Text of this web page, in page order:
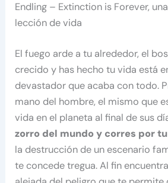
Endling – Extinction is Forever,
lección de vida
El fuego arde a tu alrededor, el
crecido y has hecho tu vida está
devastador que acaba con todo.
mano del hombre, el mismo que
vida en el planeta al final de sus
zorro del mundo y corres por
la destrucción de un escenario
te concede tregua. Al fin